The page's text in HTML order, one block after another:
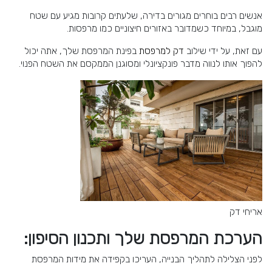
אנשים רבים בוחרים מגורים בדירה, שלעתים קרובות מגיע עם שטח
מוגבל, במיוחד כשמדובר באזורים חיצוניים כמו מרפסות.
עם זאת, על ידי שילוב דק למרפסת בפינת המרפסת שלך, אתה יכול
להפוך אותו לנווה מדבר פונקציונלי ומסוגנן הממקסם את השטח הפנוי.
אריחי דק
הערכת המרפסת שלך ותכנון הסיפון:
לפני הצלילה לתהליך הבנייה, העריכו בקפידה את מידות המרפסת